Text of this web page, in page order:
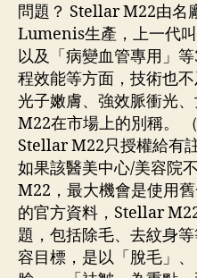
問題？ Stellar M22由名
Lumenis生產，上一代
以及「病變血管專用」
程效能等方面，技術也
光子嫩膚、強效脈衝光
M22在市場上的別稱。
Stellar M22只授權給有
如果該醫美中心/美容院
M22，最大機會是使用
的官方資料，Stellar
題，包括除毛、去紋身
容目標，是以「脫毛」